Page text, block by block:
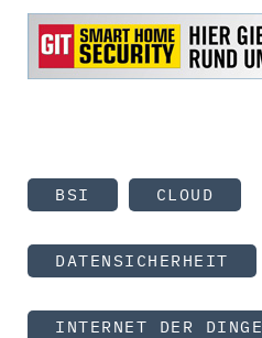
BSI CLOUD
DATENSICHERHEIT
INTERNET DER DINGE